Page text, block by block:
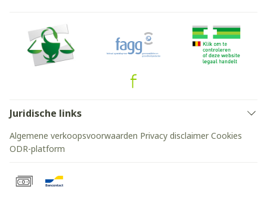
Juridische links
Algemene verkoopsvoorwaarden Privacy disclaimer Cookies
ODR-platform